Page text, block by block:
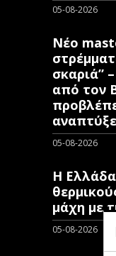
05-08-2026
Νέο
σκαριά”
από τον
05-08-2026
Η
μάχη με
05-08-2026